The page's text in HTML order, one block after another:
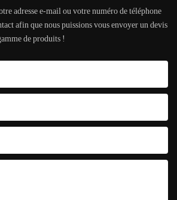
adresse e-mail ou votre numéro de téléphone
afin que nous puissions vous envoyer un devis
de produits !